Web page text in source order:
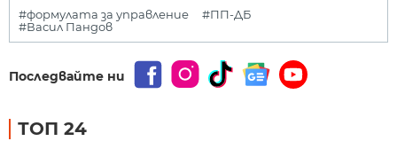
#формулата за управление
#ПП-ДБ
#Васил Пандов
Последвайте ни
ТОП 24